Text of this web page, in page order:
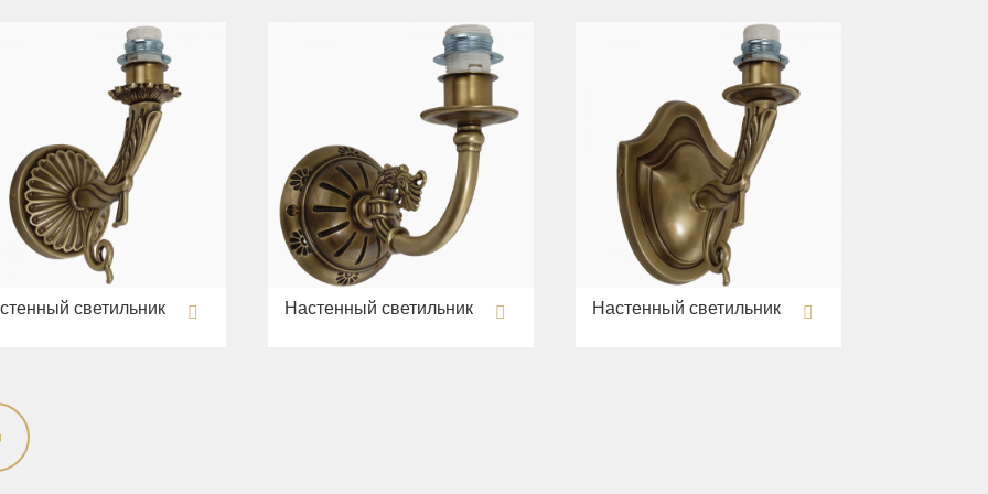
светильник Настенный светильник Настенный светильник